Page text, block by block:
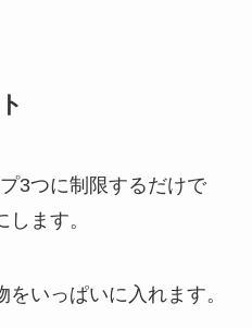
3つに制限するだけで
ます。
いっぱいに入れます。